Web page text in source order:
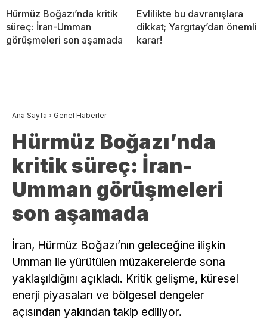
Hürmüz Boğazı’nda kritik
süreç: İran-Umman
görüşmeleri son aşamada
Evlilikte bu davranışlara
dikkat; Yargıtay’dan önemli
karar!
Ana Sayfa › Genel Haberler
Hürmüz Boğazı’nda
kritik süreç: İran-
Umman görüşmeleri
son aşamada
İran, Hürmüz Boğazı’nın geleceğine ilişkin
Umman ile yürütülen müzakerelerde sona
yaklaşıldığını açıkladı. Kritik gelişme, küresel
enerji piyasaları ve bölgesel dengeler
açısından yakından takip ediliyor.